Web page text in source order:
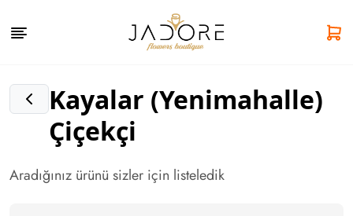
Kayalar (Yenimahalle)
Çiçekçi
Aradığınız ürünü sizler için listeledik